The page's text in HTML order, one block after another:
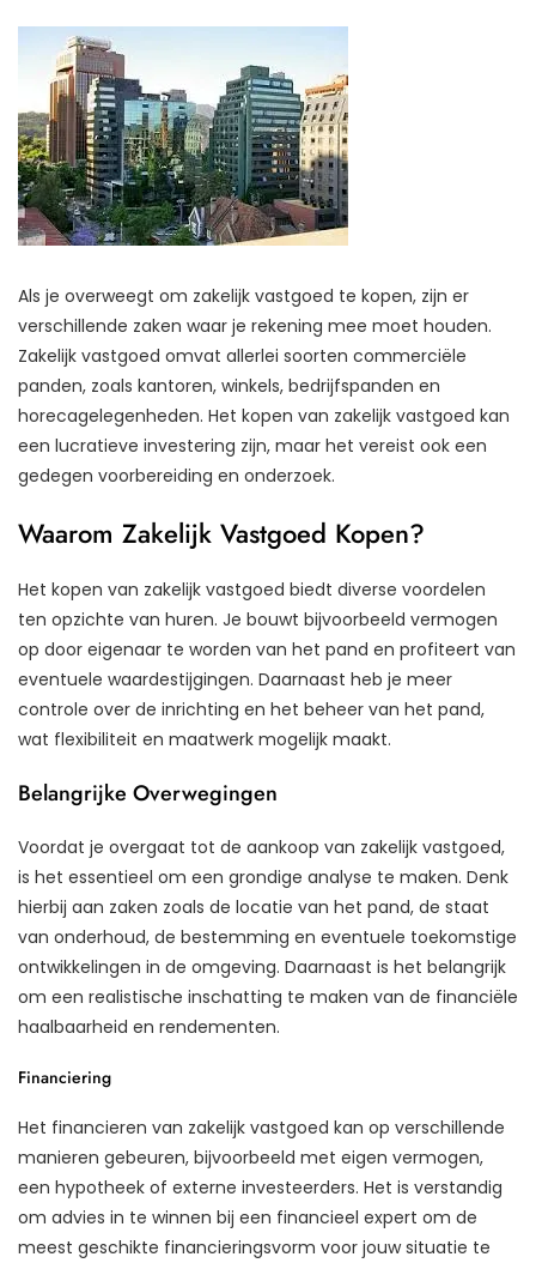
Als je overweegt om zakelijk vastgoed te kopen, zijn er
verschillende zaken waar je rekening mee moet houden.
Zakelijk vastgoed omvat allerlei soorten commerciële
panden, zoals kantoren, winkels, bedrijfspanden en
horecagelegenheden. Het kopen van zakelijk vastgoed kan
een lucratieve investering zijn, maar het vereist ook een
gedegen voorbereiding en onderzoek.
Waarom Zakelijk Vastgoed Kopen?
Het kopen van zakelijk vastgoed biedt diverse voordelen
ten opzichte van huren. Je bouwt bijvoorbeeld vermogen
op door eigenaar te worden van het pand en profiteert van
eventuele waardestijgingen. Daarnaast heb je meer
controle over de inrichting en het beheer van het pand,
wat flexibiliteit en maatwerk mogelijk maakt.
Belangrijke Overwegingen
Voordat je overgaat tot de aankoop van zakelijk vastgoed,
is het essentieel om een grondige analyse te maken. Denk
hierbij aan zaken zoals de locatie van het pand, de staat
van onderhoud, de bestemming en eventuele toekomstige
ontwikkelingen in de omgeving. Daarnaast is het belangrijk
om een realistische inschatting te maken van de financiële
haalbaarheid en rendementen.
Financiering
Het financieren van zakelijk vastgoed kan op verschillende
manieren gebeuren, bijvoorbeeld met eigen vermogen,
een hypotheek of externe investeerders. Het is verstandig
om advies in te winnen bij een financieel expert om de
meest geschikte financieringsvorm voor jouw situatie te